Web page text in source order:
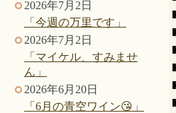
2026年7月2日
「今週の万里です」
2026年7月2日
「マイケル、すみませ
ん」
2026年6月20日
「6月の青空ワイン😘」